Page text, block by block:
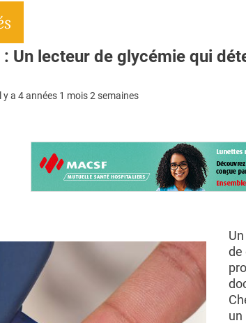
: Un lecteur de glycémie qui
y a 4 années 1 mois 2 semaines
de
un